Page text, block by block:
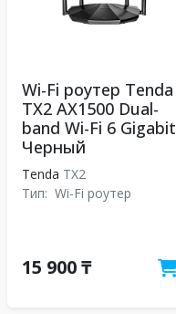
Wi-Fi роутер Tenda
TX2 AX1500 Dual-
band Wi-Fi 6 Gigabit
Черный
Tenda TX2
Тип: Wi-Fi роутер
15 900 ₸